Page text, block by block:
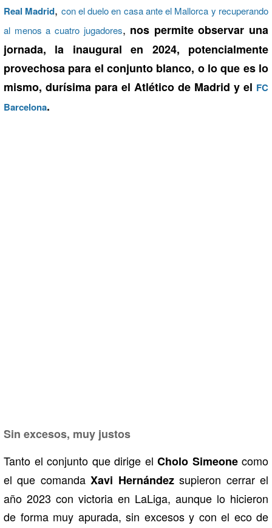
Real Madrid, con el duelo en casa ante el Mallorca y recuperando
al menos a cuatro jugadores, nos permite observar una
jornada, la inaugural en 2024, potencialmente
provechosa para el conjunto blanco, o lo que es lo
mismo, durísima para el Atlético de Madrid y el FC
Barcelona.
Sin excesos, muy justos
Tanto el conjunto que dirige el Cholo Simeonecomo
el que comandaXavi Hernándezsupieron cerrar el
año 2023 con victoria en LaLiga, aunque lo hicieron
de forma muy apurada, sin excesos y con el eco de